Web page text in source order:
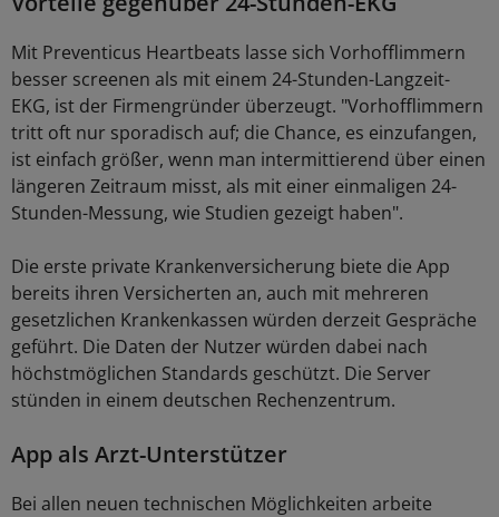
Mit Preventicus Heartbeats lasse sich Vorhofflimmern
besser screenen als mit einem 24-Stunden-Langzeit-
EKG, ist der Firmengründer überzeugt. "Vorhofflimmern
tritt oft nur sporadisch auf; die Chance, es einzufangen,
ist einfach größer, wenn man intermittierend über einen
längeren Zeitraum misst, als mit einer einmaligen 24-
Stunden-Messung, wie Studien gezeigt haben".
Die erste private Krankenversicherung biete die App
bereits ihren Versicherten an, auch mit mehreren
gesetzlichen Krankenkassen würden derzeit Gespräche
geführt. Die Daten der Nutzer würden dabei nach
höchstmöglichen Standards geschützt. Die Server
stünden in einem deutschen Rechenzentrum.
App als Arzt-Unterstützer
Bei allen neuen technischen Möglichkeiten arbeite